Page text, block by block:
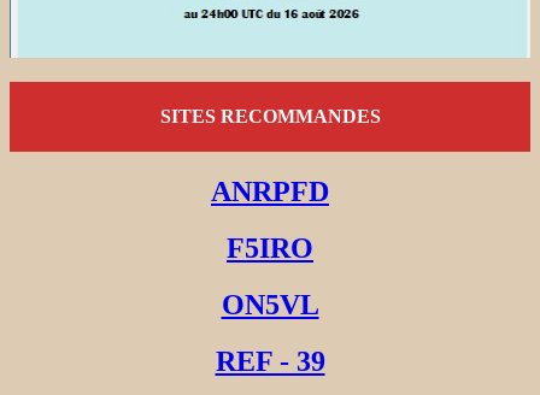
SITES RECOMMANDES
ANRPFD
F5IRO
ON5VL
REF - 39